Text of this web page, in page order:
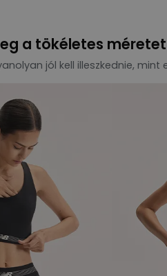
a tökéletes
jól kell illeszkednie,